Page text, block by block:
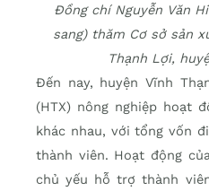
Đồng chí Nguyễn Văn
sang) thăm Cơ sở sản
Thạnh Lợi,
Ðến nay, huyện Vĩnh
(HTX) nông nghiệp hoạt
khác nhau, với tổng vốn
thành viên. Hoạt động
chủ yếu hỗ trợ thành